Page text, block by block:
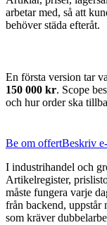
arbetar med, så att
behöver städa efteråt.
En första version tar
150 000 kr. Scope
och hur order ska
Be om offertBeskriv
I industrihandel och
Artikelregister,
måste fungera varje
från backend, uppstår
som kräver